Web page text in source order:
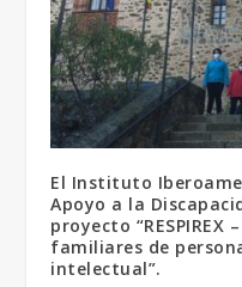
El Instituto
Apoyo a la
proyecto
familiares de
intelectual”.